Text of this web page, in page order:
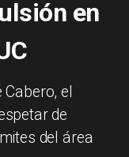
en
el
de
del área